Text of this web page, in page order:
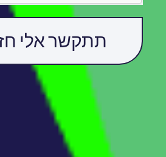
תתקשר אלי